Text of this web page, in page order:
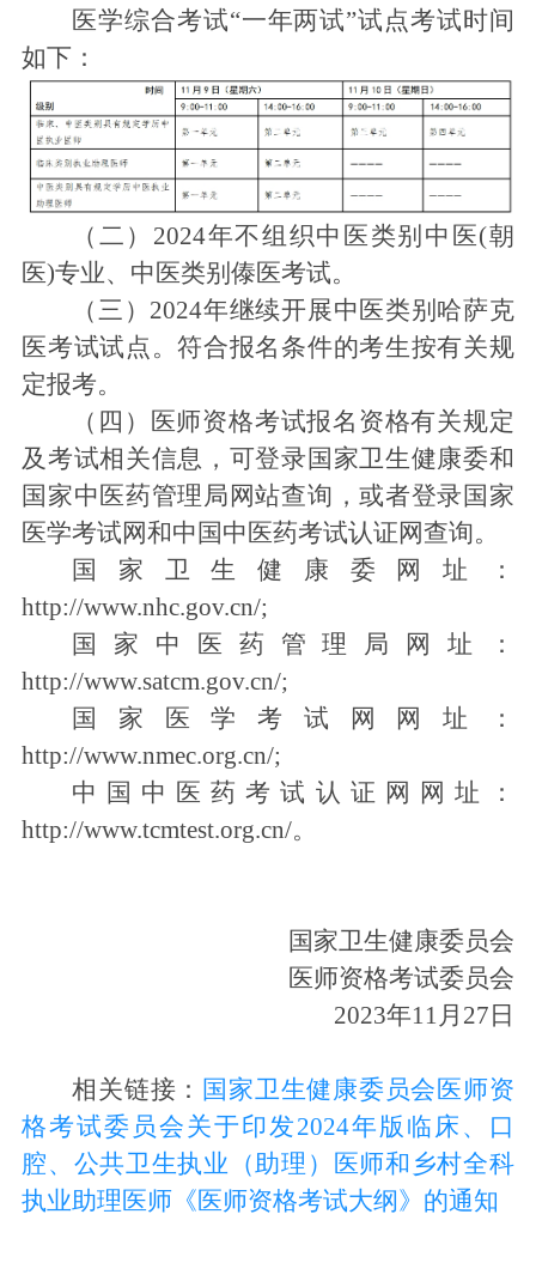
医学综合考试“一年两试”试点考试时间
如下：
（二）2024年不组织中医类别中医(朝
医)专业、中医类别傣医考试。
（三）2024年继续开展中医类别哈萨克
医考试试点。符合报名条件的考生按有关规
定报考。
（四）医师资格考试报名资格有关规定
及考试相关信息，可登录国家卫生健康委和
国家中医药管理局网站查询，或者登录国家
医学考试网和中国中医药考试认证网查询。
国家卫生健康委网址：
http://www.nhc.gov.cn/;
国家中医药管理局网址：
http://www.satcm.gov.cn/;
国家医学考试网网址：
http://www.nmec.org.cn/;
中国中医药考试认证网网址：
http://www.tcmtest.org.cn/。
国家卫生健康委员会
医师资格考试委员会
2023年11月 27 日
相关链接： 国家卫生健康委员会医师资
格考试委员会关于印发2024年版临床、口
腔、公共卫生执业（助理）医师和乡村全科
执业助理医师《医师资格考试大纲》的通知